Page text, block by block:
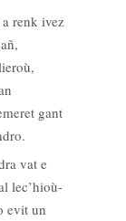
renk ivez
gant
vat e
lec’hioù-
evit un